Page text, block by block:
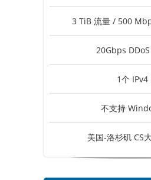
3 TiB 流量 / 500
20Gbps
1个 IPv4
不支持
美国-洛杉矶 CS